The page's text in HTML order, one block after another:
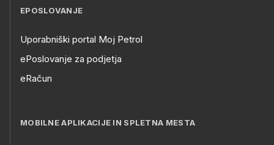
EPOSLOVANJE
Uporabniški portal Moj Petrol
ePoslovanje za podjetja
eRačun
MOBILNE APLIKACIJE IN SPLETNA MESTA